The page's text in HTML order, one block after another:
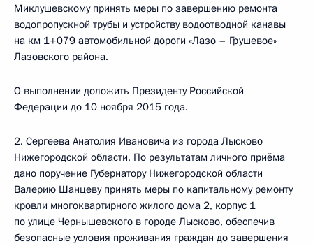
Миклушевскому принять меры по завершению ремонта
водопропускной трубы и устройству водоотводной канавы
на км 1+079 автомобильной дороги «Лазо – Грушевое»
Лазовского района.
О выполнении доложить Президенту Российской
Федерации до 10 ноября 2015 года.
2. Сергеева Анатолия Ивановича из города Лысково
Нижегородской области. По результатам личного приёма
дано поручение Губернатору Нижегородской области
Валерию Шанцеву принять меры по капитальному ремонту
кровли многоквартирного жилого дома 2, корпус 1
по улице Чернышевского в городе Лысково, обеспечив
безопасные условия проживания граждан до завершения